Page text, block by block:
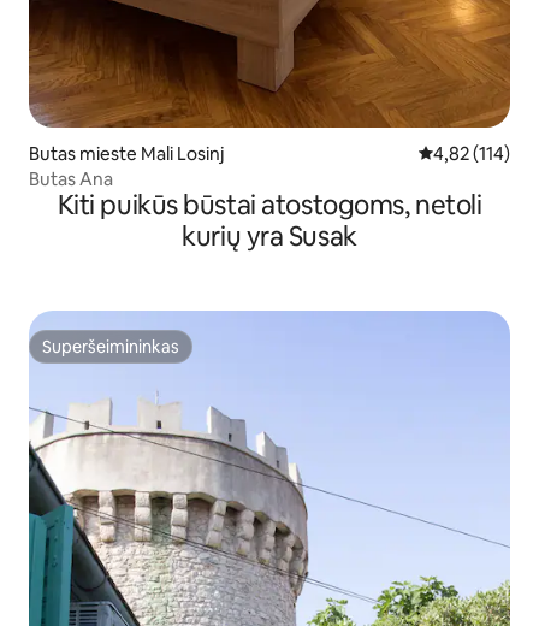
Butas mieste Mali Losinj Vidutinis
4,82 (114)
Butas Ana
Kiti puikūs būstai atostogoms, netoli
kurių yra Susak
Superšeimininkas
Superšeimininkas